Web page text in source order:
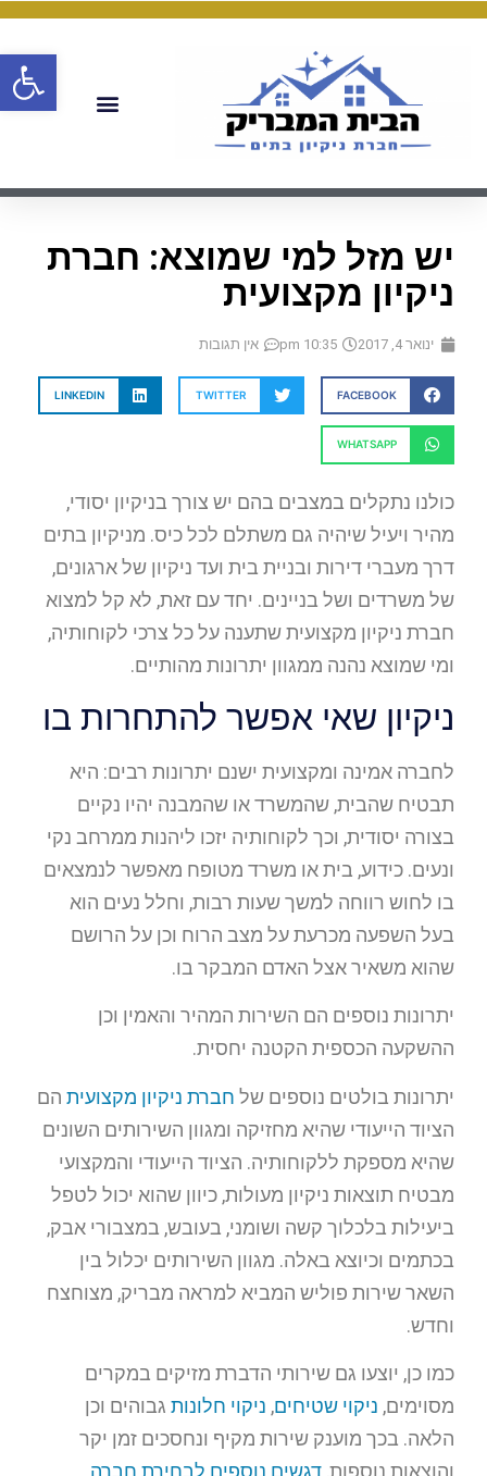
יש מזל למי שמוצא: חברת
ניקיון מקצועית
ינואר 4, 2017 10:35 pm אין תגובות
FACEBOOK
TWITTER
LINKEDIN
WHATSAPP
כולנו נתקלים במצבים בהם יש צורך בניקיון יסודי,
מהיר ויעיל שיהיה גם משתלם לכל כיס. מניקיון בתים
דרך מעברי דירות ובניית בית ועד ניקיון של ארגונים,
של משרדים ושל בניינים. יחד עם זאת, לא קל למצוא
חברת ניקיון מקצועית שתענה על כל צרכי לקוחותיה,
ומי שמוצא נהנה ממגוון יתרונות מהותיים.
ניקיון שאי אפשר להתחרות בו
לחברה אמינה ומקצועית ישנם יתרונות רבים: היא
תבטיח שהבית, שהמשרד או שהמבנה יהיו נקיים
בצורה יסודית, וכך לקוחותיה יזכו ליהנות ממרחב נקי
ונעים. כידוע, בית או משרד מטופח מאפשר לנמצאים
בו לחוש רווחה למשך שעות רבות, וחלל נעים הוא
בעל השפעה מכרעת על מצב הרוח וכן על הרושם
שהוא משאיר אצל האדם המבקר בו.
יתרונות נוספים הם השירות המהיר והאמין וכן
ההשקעה הכספית הקטנה יחסית.
יתרונות בולטים נוספים של חברת ניקיון מקצועית הם
הציוד הייעודי שהיא מחזיקה ומגוון השירותים השונים
שהיא מספקת ללקוחותיה. הציוד הייעודי והמקצועי
מבטיח תוצאות ניקיון מעולות, כיוון שהוא יכול לטפל
ביעילות בלכלוך קשה ושומני, בעובש, במצבורי אבק,
בכתמים וכיוצא באלה. מגוון השירותים יכלול בין
השאר שירות פוליש המביא למראה מבריק, מצוחצח
וחדש.
כמו כן, יוצעו גם שירותי הדברת מזיקים במקרים
מסוימים, ניקוי שטיחים, ניקוי חלונות גבוהים וכן
הלאה. בכך מוענק שירות מקיף ונחסכים זמן יקר
והוצאות נוספות, דגשים נוספים לבחירת חברה